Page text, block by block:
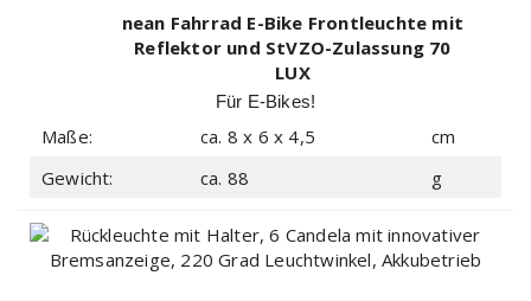
nean Fahrrad E-Bike Frontleuchte mit
Reflektor und StVZO-Zulassung 70
LUX
Für E-Bikes!
Maße: ca. 8 x 6 x 4,5
cm
Gewicht:
ca. 88 g